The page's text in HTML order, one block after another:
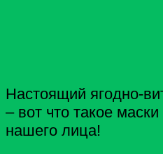
Настоящий ягодно-
– вот что такое
нашего лица!